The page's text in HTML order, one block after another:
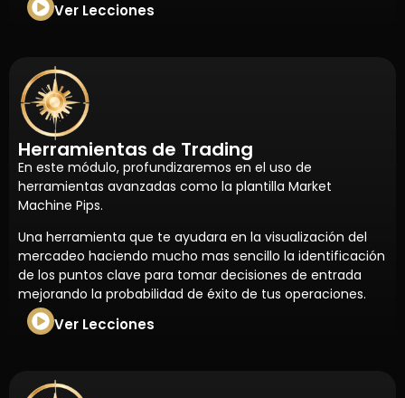
Ver Lecciones
Herramientas de Trading
En este módulo, profundizaremos en el uso de
herramientas avanzadas como la plantilla Market
Machine Pips.
Una herramienta que te ayudara en la visualización del
mercadeo haciendo mucho mas sencillo la identificación
de los puntos clave para tomar decisiones de entrada
mejorando la probabilidad de éxito de tus operaciones.
Ver Lecciones